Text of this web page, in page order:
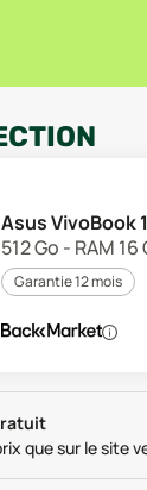
Asus VivoBook
512 Go - RAM
Garantie 12 mois
que sur le site